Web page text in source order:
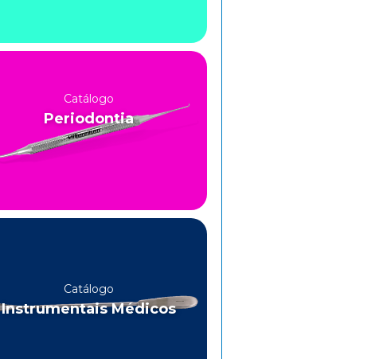
Catálogo
Periodontia
Catálogo
Instrumentais Médicos